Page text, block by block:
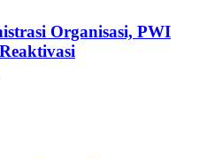
Organisasi, PWI